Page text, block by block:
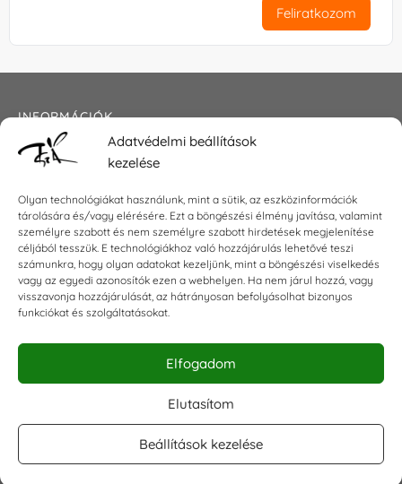
Adatvédelmi beállítások
kezelése
Olyan technológiákat használunk, mint a sütik, az eszközinformációk
tárolására és/vagy elérésére. Ezt a böngészési élmény javítása, valamint
személyre szabott és nem személyre szabott hirdetések megjelenítése
céljából tesszük. E technológiákhoz való hozzájárulás lehetővé teszi
számunkra, hogy olyan adatokat kezeljünk, mint a böngészési viselkedés
vagy az egyedi azonosítók ezen a webhelyen. Ha nem járul hozzá, vagy
visszavonja hozzájárulását, az hátrányosan befolyásolhat bizonyos
funkciókat és szolgáltatásokat.
Elfogadom
Elutasítom
Beállítások kezelése
Feliratkozom
INFORMÁCIÓK
Általános szerződési feltételek
Impresszum
KAPCSOLAT
E-mail:shop@torokszilvi.com
Telefon: +36 30 6767872
KÖZÖSSÉGI
Facebook csoport